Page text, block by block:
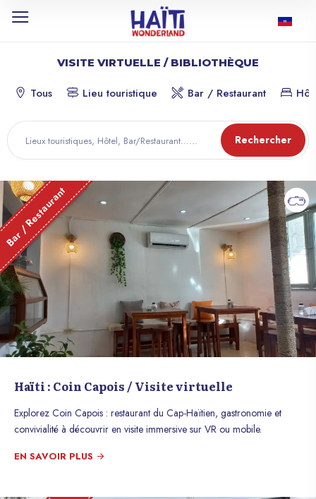
VISITE VIRTUELLE / BIBLIOTHÈQUE
Tous Lieu touristique Bar / Restaurant
Rechercher
Bar / Restaurant
Haïti : Coin Capois / Visite virtuelle
Explorez Coin Capois : restaurant du Cap-Haïtien, gastronomie et
convivialité à découvrir en visite immersive sur VR ou mobile.
EN SAVOIR PLUS